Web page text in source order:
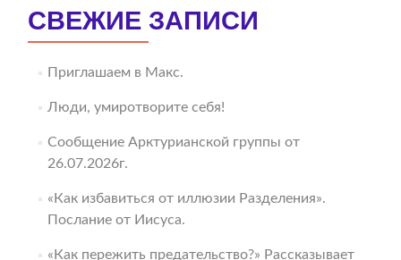
СВЕЖИЕ ЗАПИСИ
Приглашаем в Макс.
Люди, умиротворите себя!
Сообщение Арктурианской группы от
26.07.2026г.
«Как избавиться от иллюзии Разделения».
Послание от Иисуса.
«Как пережить предательство?» Рассказывает